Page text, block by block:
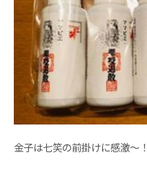
金子は七笑の前掛けに感激〜！